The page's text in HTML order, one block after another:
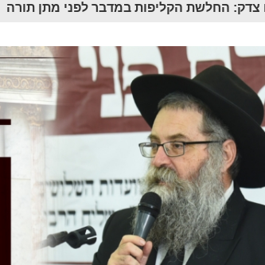
החלשת הקליפות במדבר לפני מתן תורה